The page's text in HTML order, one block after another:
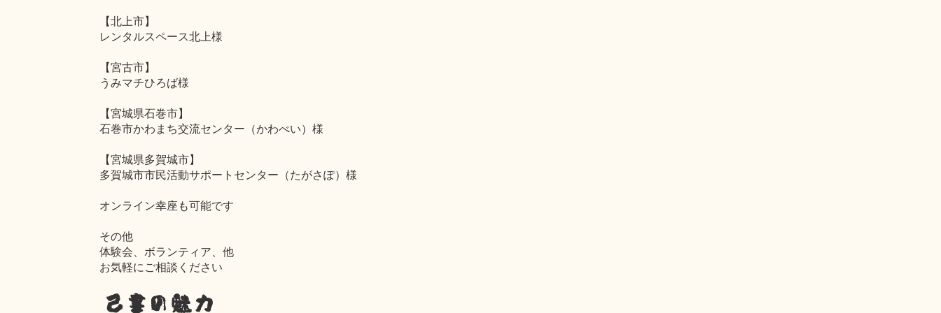
【北上市】
レンタルスペース北上様
【宮古市】
うみマチひろば様
【宮城県石巻市】
石巻市かわまち交流センター（かわべい）様
【宮城県多賀城市】
多賀城市市民活動サポートセンター（たがさぽ）様
オンライン幸座も可能です
その他
体験会、ボランティア、他
お気軽にご相談ください
己書の魅力